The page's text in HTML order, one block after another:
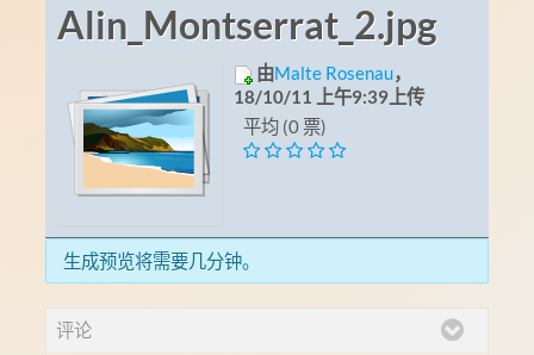
Alin_Montserrat_2.jpg
由Malte Rosenau，
18/10/11 上午9:39上传
平均 (0 票)
生成预览将需要几分钟。
评论